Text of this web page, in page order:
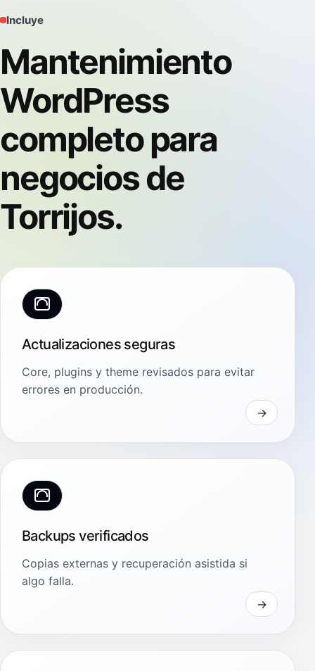
Incluye
Mantenimiento
WordPress
completo para
negocios de
Torrijos.
Actualizaciones seguras
Core, plugins y theme revisados para evitar
errores en producción.
Backups verificados
Copias externas y recuperación asistida si
algo falla.